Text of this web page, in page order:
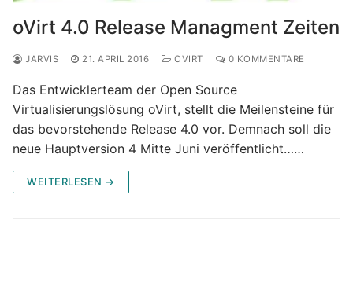
oVirt 4.0 Release Managment Zeiten
JARVIS 21. APRIL 2016 OVIRT 0 KOMMENTARE
Das Entwicklerteam der Open Source
Virtualisierungslösung oVirt, stellt die Meilensteine für
das bevorstehende Release 4.0 vor. Demnach soll die
neue Hauptversion 4 Mitte Juni veröffentlicht……
WEITERLESEN →